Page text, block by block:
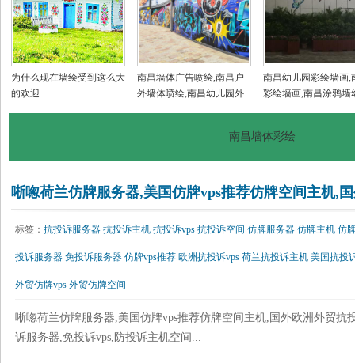
为什么现在墙绘受到这么大
的欢迎
南昌墙体广告喷绘,南昌户
外墙体喷绘,南昌幼儿园外
南昌幼儿园彩绘墙画,
彩绘墙画,南昌涂鸦墙
南昌墙体彩绘
唽唿荷兰仿牌服务器,美国仿牌vps推荐仿牌空间主机,
标签：抗投诉服务器 抗投诉主机 抗投诉vps 抗投诉空间 仿牌服务器 仿牌主机 仿
投诉服务器 免投诉服务器 仿牌vps推荐 欧洲抗投诉vps 荷兰抗投诉主机 美国抗投
外贸仿牌vps 外贸仿牌空间
唽唿荷兰仿牌服务器,美国仿牌vps推荐仿牌空间主机,国外欧洲外贸抗
诉服务器,免投诉vps,防投诉主机空间...